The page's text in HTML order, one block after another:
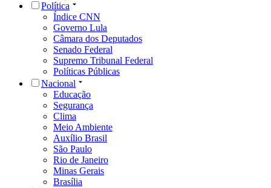
Política
Índice CNN
Governo Lula
Câmara dos Deputados
Senado Federal
Supremo Tribunal Federal
Políticas Públicas
Nacional
Educação
Segurança
Clima
Meio Ambiente
Auxílio Brasil
São Paulo
Rio de Janeiro
Minas Gerais
Brasília